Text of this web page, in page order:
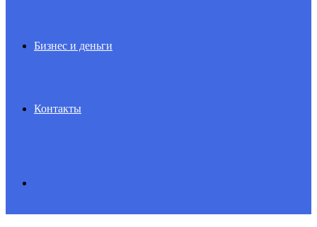
Бизнес и деньги
Контакты